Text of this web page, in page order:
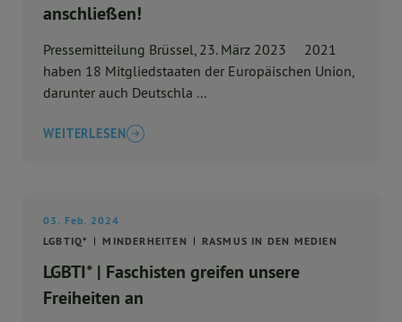
anschließen!
Pressemitteilung Brüssel, 23. März 2023 2021
haben 18 Mitgliedstaaten der Europäischen Union,
darunter auch Deutschla ...
WEITERLESEN
03. Feb. 2024
LGBTIQ*
MINDERHEITEN RASMUS IN DEN MEDIEN
LGBTI* | Faschisten greifen unsere
Freiheiten an